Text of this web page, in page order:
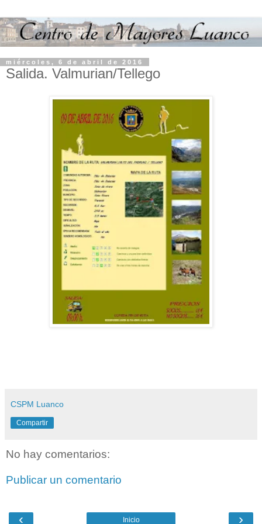
miércoles, 6 de abril de 2016
Salida. Valmurian/Tellego
CSPM Luanco
Compartir
No hay comentarios:
Publicar un comentario
‹ ›
Inicio